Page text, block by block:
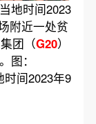
地时间2023
附近一处贫
团（G20）
图：
间2023年9